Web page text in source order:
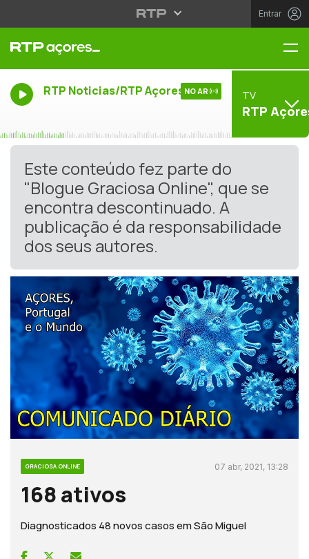
Entrar
RTP Noticias/RTP Açores NO AR TV
RTP
Este conteúdo fez parte do
"Blogue Graciosa Online", que se
encontra descontinuado. A
publicação é da responsabilidade
dos seus autores.
GRACIOSA ONLINE 07 abr, 2021, 13:28
168 ativos
Diagnosticados 48 novos casos em São Miguel